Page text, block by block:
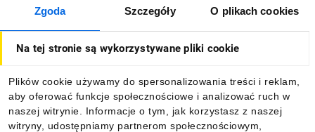
Zgoda Szczegóły O plikach cookies
Na tej stronie są wykorzystywane pliki cookie
Plików cookie używamy do spersonalizowania treści i reklam,
aby oferować funkcje społecznościowe i analizować ruch w
naszej witrynie. Informacje o tym, jak korzystasz z naszej
witryny, udostępniamy partnerom społecznościowym,
O firmie
Informacje